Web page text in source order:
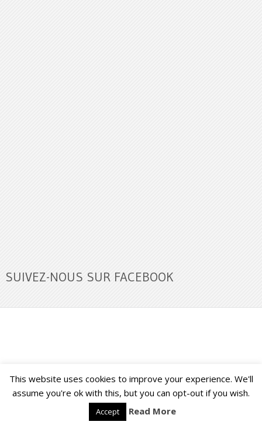
SUIVEZ-NOUS SUR FACEBOOK
Buzz Ultra Copyright © 2026. Back to Top ↑
This website uses cookies to improve your experience. We'll
assume you're ok with this, but you can opt-out if you wish.
Accept Read More
Français English ( Anglais)